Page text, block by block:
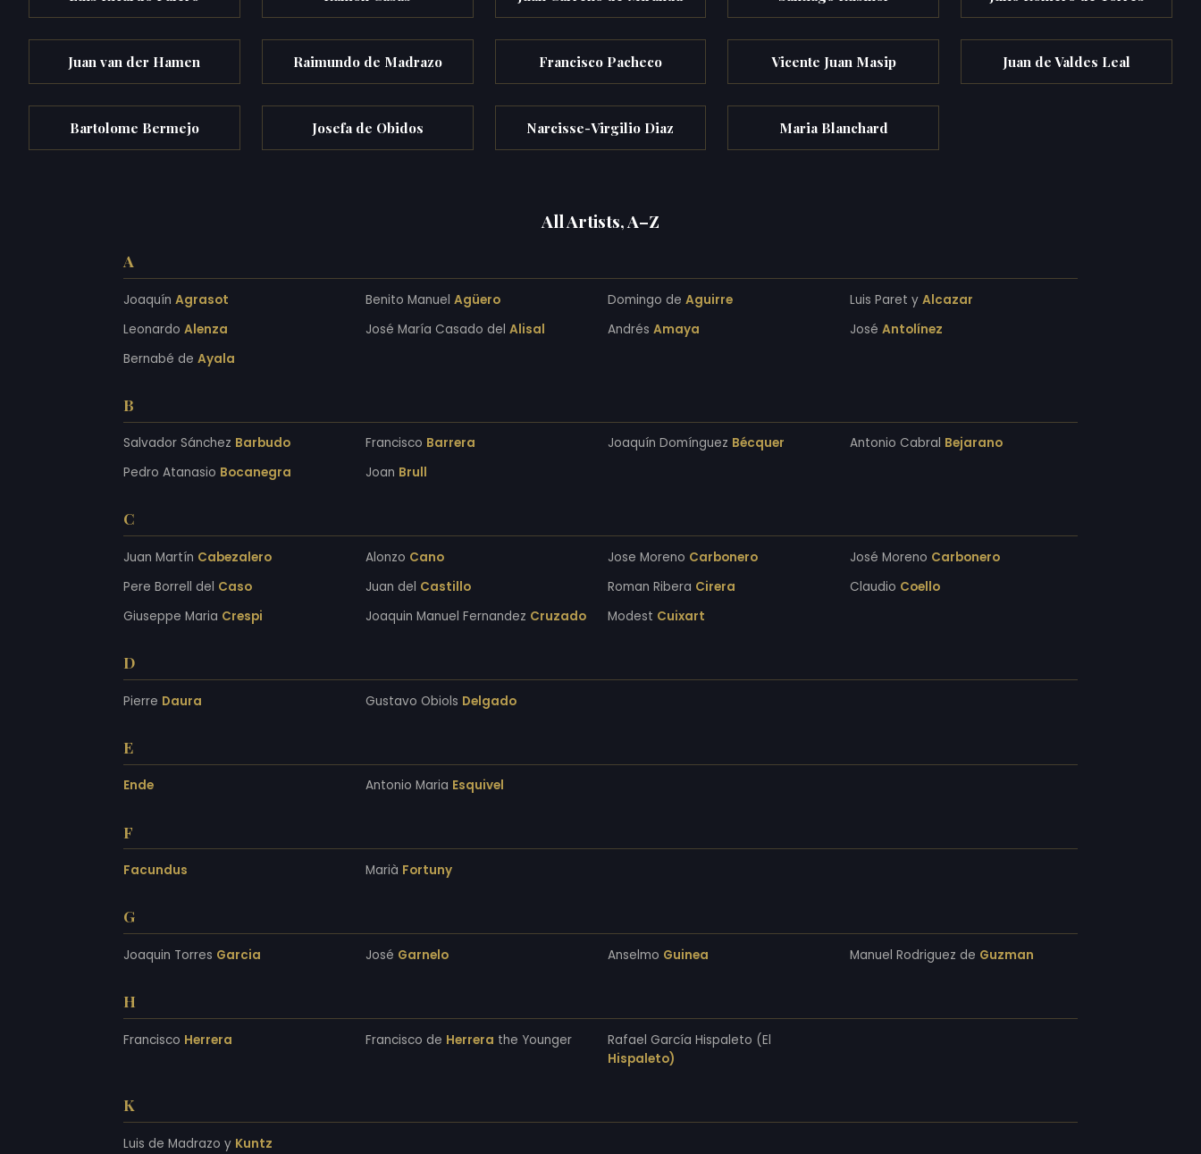
Juan van der Hamen Raimundo de Madrazo Francisco Pacheco Vicente Juan Masip Juan de Valdes Leal
Bartolome Bermejo Josefa de Obidos Narcisse-Virgilio Diaz Maria Blanchard
All Artists, A–Z
A
Joaquín Agrasot Benito Manuel Agüero Domingo de Aguirre Luis Paret y Alcazar
Leonardo Alenza José María Casado del Alisal Andrés Amaya José Antolínez
Bernabé de Ayala
B
Salvador Sánchez Barbudo Francisco Barrera Joaquín Domínguez Bécquer Antonio Cabral Bejarano
Pedro Atanasio Bocanegra Joan Brull
C
Juan Martín Cabezalero Alonzo Cano Jose Moreno Carbonero José Moreno Carbonero
Pere Borrell del Caso Juan del Castillo Roman Ribera Cirera Claudio Coello
Giuseppe Maria Crespi Joaquin Manuel Fernandez Cruzado Modest Cuixart
D
Pierre Daura Gustavo Obiols Delgado
E
Ende Antonio Maria Esquivel
F
Facundus Marià Fortuny
G
Joaquin Torres Garcia José Garnelo Anselmo Guinea Manuel Rodriguez de Guzman
H
Francisco Herrera Francisco de Herrera the Younger
Rafael García Hispaleto (El
Hispaleto)
K
Luis de Madrazo y Kuntz